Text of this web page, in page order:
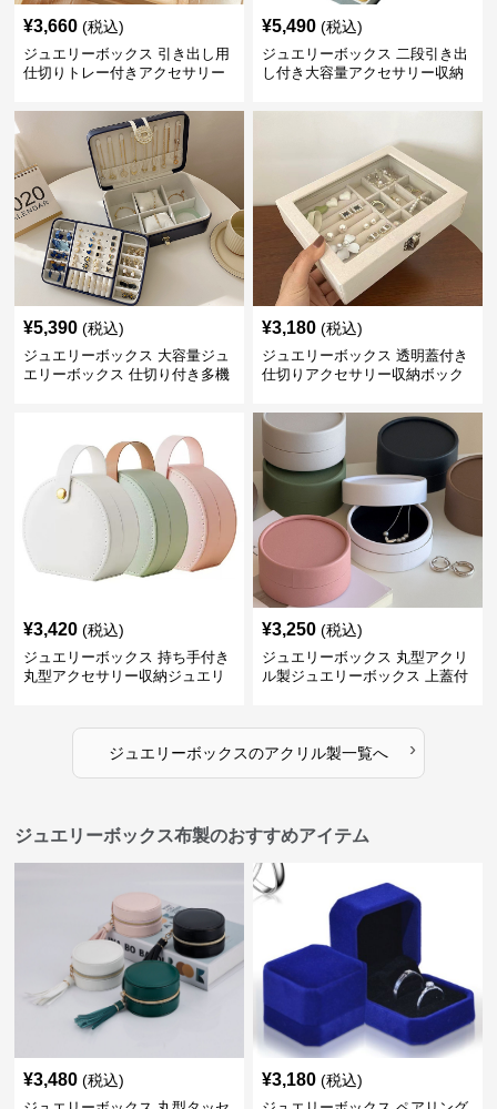
¥3,660 (税込)
ジュエリーボックス 引き出し用
仕切りトレー付きアクセサリー
¥5,490 (税込)
ジュエリーボックス 二段引き出
し付き大容量アクセサリー収納
¥5,390 (税込)
ジュエリーボックス 大容量ジュ
エリーボックス 仕切り付き多機
¥3,180 (税込)
ジュエリーボックス 透明蓋付き
仕切りアクセサリー収納ボック
¥3,420 (税込)
ジュエリーボックス 持ち手付き
丸型アクセサリー収納ジュエリ
¥3,250 (税込)
ジュエリーボックス 丸型アクリ
ル製ジュエリーボックス 上蓋付
ジュエリーボックスのアクリル製一覧へ ›
ジュエリーボックス布製のおすすめアイテム
¥3,480 (税込) ¥3,180 (税込)